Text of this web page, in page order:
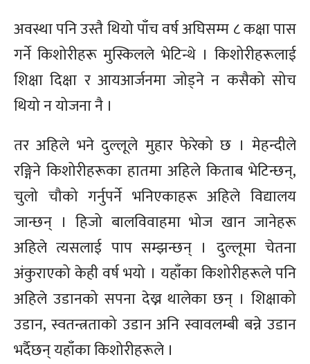
अवस्था पनि उस्तै थियो पाँच वर्ष अघिसम्म ८ कक्षा पास
गर्ने किशोरीहरू मुस्किलले भेटिन्थे । किशोरीहरूलाई
शिक्षा दिक्षा र आयआर्जनमा जोड्ने न कसैको सोच
थियो न योजना नै ।
तर अहिले भने दुल्लूले मुहार फेरेको छ । मेहन्दीले
रङ्गिने किशोरीहरूका हातमा अहिले किताब भेटिन्छन्,
चुलो चौको गर्नुपर्ने भनिएकाहरू अहिले विद्यालय
जान्छन् । हिजो बालविवाहमा भोज खान जानेहरू
अहिले त्यसलाई पाप सम्झन्छन् । दुल्लूमा चेतना
अंकुराएको केही वर्ष भयो । यहाँका किशोरीहरूले पनि
अहिले उडानको सपना देख्न थालेका छन् । शिक्षाको
उडान, स्वतन्त्रताको उडान अनि स्वावलम्बी बन्ने उडान
भर्दैछन् यहाँका किशोरीहरूले ।